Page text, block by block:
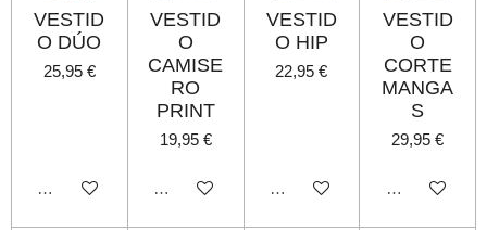
VESTID
O DÚO
25,95 €
Agotado
VESTID
O
CAMISE
RO
PRINT
19,95 €
Agotado
VESTID
O HIP
22,95 €
Agotado
VESTID
O
CORTE
MANGA
S
29,95 €
Agotado